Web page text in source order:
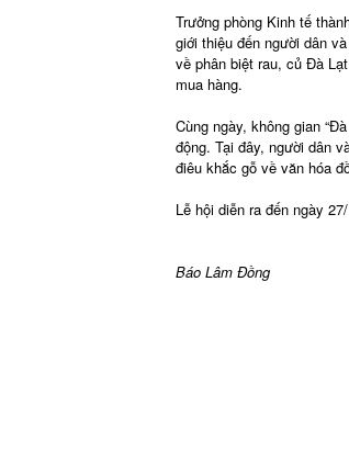
Trưởng phòng Kinh tế
giới thiệu đến người dân
về phân biệt rau, củ Đà
mua hàng.
Cùng ngày, không gian
động. Tại đây, người dân
điêu khắc gỗ về văn hóa
Lễ hội diễn ra đến ngày
Báo Lâm Đồng